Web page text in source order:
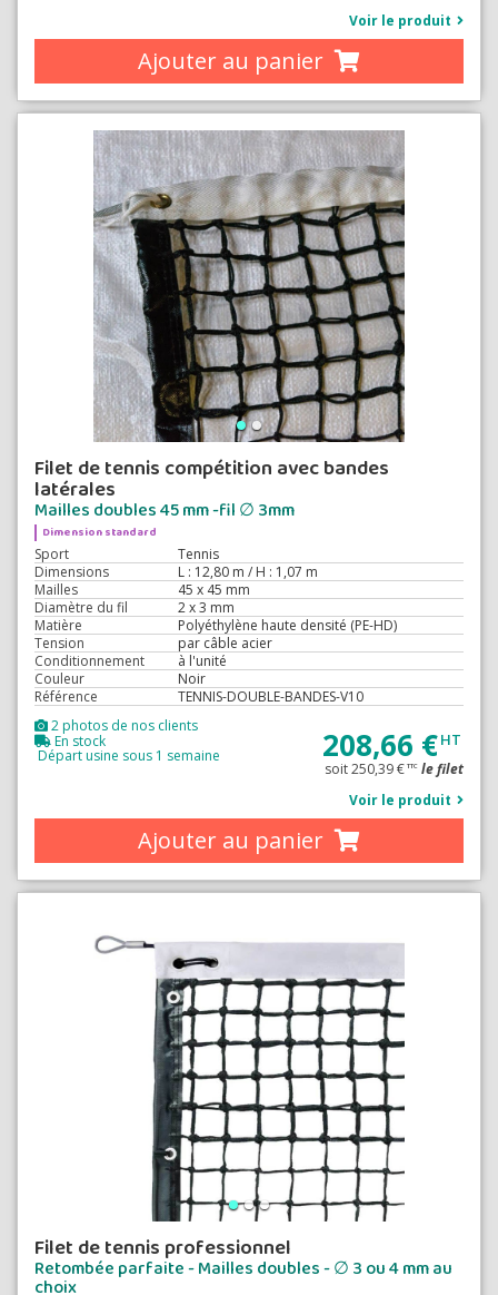
Voir le produit
Ajouter au panier
Filet de tennis compétition avec bandes
latérales
Mailles doubles 45 mm -fil ∅ 3mm
Dimension standard
Sport
Tennis
Dimensions
L : 12,80 m / H : 1,07 m
Mailles
45 x 45 mm
Diamètre du fil
2 x 3 mm
Matière
Polyéthylène haute densité (PE-HD)
Tension
par câble acier
Conditionnement
à l'unité
Couleur
Noir
Référence
TENNIS-DOUBLE-BANDES-V10
2 photos de nos clients
208,66 €HT
soit 250,39 € TTC le filet
En stock
Départ usine sous 1 semaine
Voir le produit
Ajouter au panier
Filet de tennis professionnel
Retombée parfaite - Mailles doubles - ∅ 3 ou 4 mm au
choix